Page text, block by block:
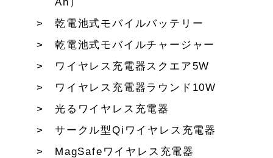
乾電池式モバイルバッテリー
乾電池式モバイルチャージャー
ワイヤレス充電器スクエア5W
ワイヤレス充電器ラウンド10W
光るワイヤレス充電器
サークル型Qiワイヤレス充電器
MagSafeワイヤレス充電器